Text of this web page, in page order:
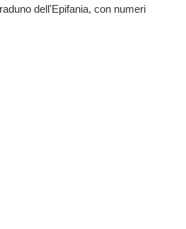
dell'Epifania, con numeri